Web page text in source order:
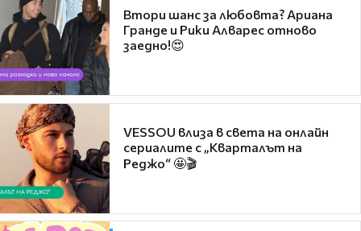
Втори шанс за любовта? Ариана
Гранде и Рики Алварес отново
заедно!😍
VESSOU влиза в света на онлайн
сериалите с „Кварталът на
Реджо“ 🤩🎬